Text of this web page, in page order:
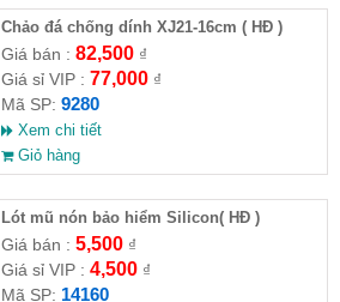
Chảo đá chống dính XJ21-16cm ( HĐ )
Giá bán : 82,500₫
Giá sỉ VIP : 77,000₫
Mã SP: 9280
Xem chi tiết
Giỏ hàng
Lót mũ nón bảo hiểm Silicon( HĐ )
Giá bán : 5,500₫
Giá sỉ VIP : 4,500₫
Mã SP: 14160